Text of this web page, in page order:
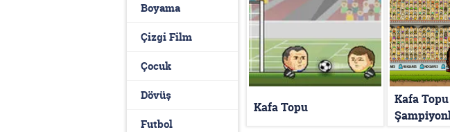
Boyama
Çizgi Film
Çocuk
Dövüş
Futbol
Kafa Topu
Kafa Topu